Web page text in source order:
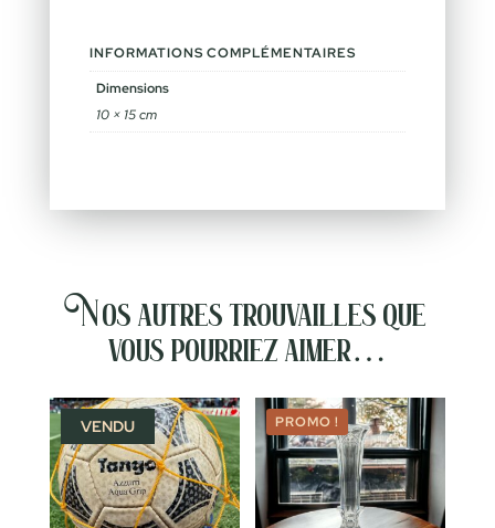
INFORMATIONS COMPLÉMENTAIRES
Dimensions
10 × 15 cm
Nos autres trouvailles que
vous pourriez aimer…
VENDU PROMO !